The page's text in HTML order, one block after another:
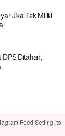
Jika Tak Miliki
Ditahan,
Feed Setting, to